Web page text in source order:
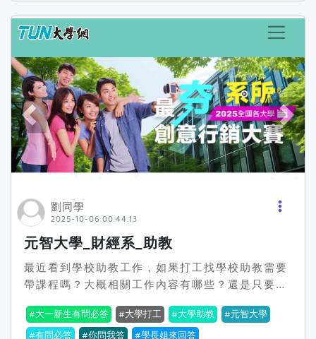
劉同學
2025-10-06 00:44:13
元智大學_財經系_助教
最近看到學校助教工作，如果打工找學校助教需要
帶課程嗎？大概相關工作內容有哪些？還是只要改
大一新生有問必答
大學打工 大學助教
元智大學
有問必答
你問我答 學長姐來回答